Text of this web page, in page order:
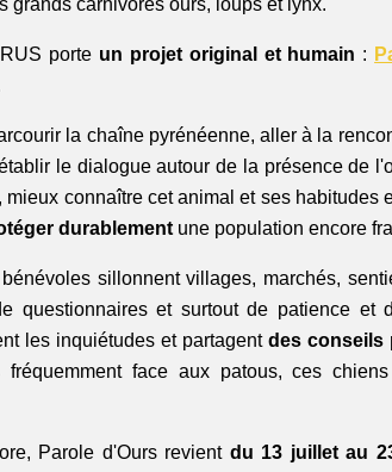
grands carnivores ours, loups et lynx.
porte un projet original et humain :
la chaîne pyrénéenne, aller à la
le dialogue autour de la présence de
mieux connaître cet animal et ses habitudes
durablement une population encore
sillonnent villages, marchés,
questionnaires et surtout de patience et
les inquiétudes et partagent des conseils
face aux patous, ces
Parole d'Ours revient du 13 juillet au